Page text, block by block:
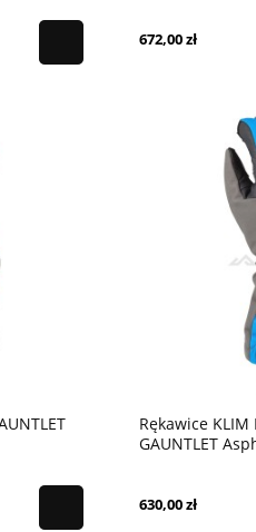
672,00 zł
Rękawice KLIM
GAUNTLET
630,00 zł